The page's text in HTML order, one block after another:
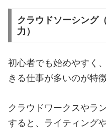
クラウドソーシング
力）
初心者でも始めやすく
きる仕事が多いのが特徴
クラウドワークスやラ
すると、ライティング